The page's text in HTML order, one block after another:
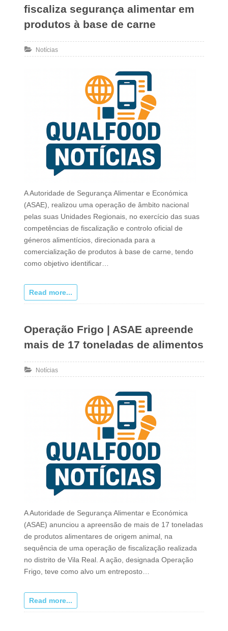
fiscaliza segurança alimentar em
produtos à base de carne
Notícias
A Autoridade de Segurança Alimentar e Económica
(ASAE), realizou uma operação de âmbito nacional
pelas suas Unidades Regionais, no exercício das suas
competências de fiscalização e controlo oficial de
géneros alimentícios, direcionada para a
comercialização de produtos à base de carne, tendo
como objetivo identificar…
Read more...
Operação Frigo | ASAE apreende
mais de 17 toneladas de alimentos
Notícias
A Autoridade de Segurança Alimentar e Económica
(ASAE) anunciou a apreensão de mais de 17 toneladas
de produtos alimentares de origem animal, na
sequência de uma operação de fiscalização realizada
no distrito de Vila Real. A ação, designada Operação
Frigo, teve como alvo um entreposto…
Read more...